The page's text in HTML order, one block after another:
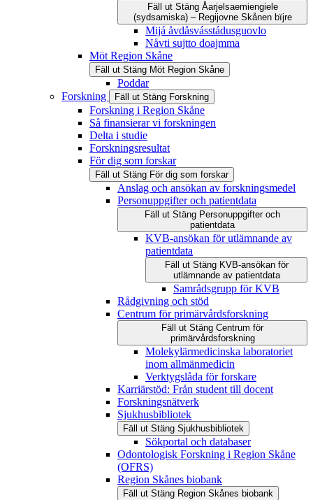
Fäll ut Stäng Åarjelsaemiengiele
(sydsamiska) – Regijovne Skånen bïjre
Mijá åvdåsvásstádusguovlo
Nåvti sujtto doajmma
Möt Region Skåne
Fäll ut Stäng Möt Region Skåne
Poddar
Forskning
Fäll ut Stäng Forskning
Forskning i Region Skåne
Så finansierar vi forskningen
Delta i studie
Forskningsresultat
För dig som forskar
Fäll ut Stäng För dig som forskar
Anslag och ansökan av forskningsmedel
Personuppgifter och patientdata
Fäll ut Stäng Personuppgifter och
patientdata
KVB-ansökan för utlämnande av
patientdata
Fäll ut Stäng KVB-ansökan för
utlämnande av patientdata
Samrådsgrupp för KVB
Rådgivning och stöd
Centrum för primärvårdsforskning
Fäll ut Stäng Centrum för
primärvårdsforskning
Molekylärmedicinska laboratoriet
inom allmänmedicin
Verktygslåda för forskare
Karriärstöd: Från student till docent
Forskningsnätverk
Sjukhusbibliotek
Fäll ut Stäng Sjukhusbibliotek
Sökportal och databaser
Odontologisk Forskning i Region Skåne
(OFRS)
Region Skånes biobank
Fäll ut Stäng Region Skånes biobank